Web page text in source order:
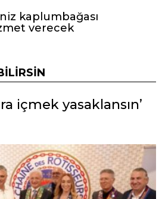
kaplumbağası
verecek
içmek yasaklansın’